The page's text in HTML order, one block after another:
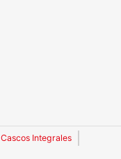
Cascos Integrales